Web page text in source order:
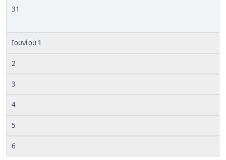
31
Ιουνίου 1
2
3
4
5
6